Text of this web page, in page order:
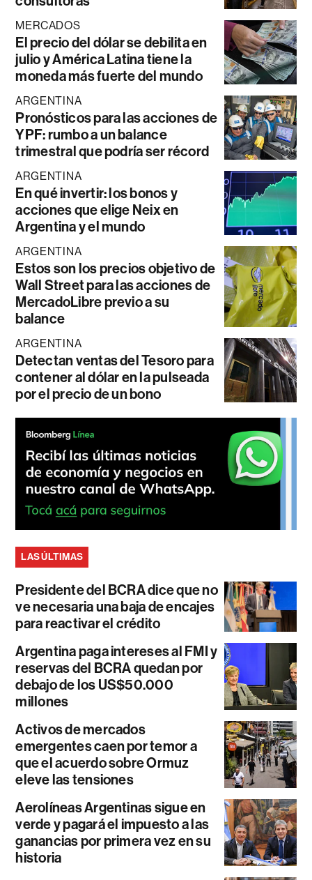
MERCADOS
El precio del dólar se debilita en
julio y América Latina tiene la
moneda más fuerte del mundo
ARGENTINA
Pronósticos para las acciones de
YPF: rumbo a un balance
trimestral que podría ser récord
ARGENTINA
En qué invertir: los bonos y
acciones que elige Neix en
Argentina y el mundo
ARGENTINA
Estos son los precios objetivo de
Wall Street para las acciones de
MercadoLibre previo a su
balance
ARGENTINA
Detectan ventas del Tesoro para
contener al dólar en la pulseada
por el precio de un bono
LAS ÚLTIMAS
Presidente del BCRA dice que no
ve necesaria una baja de encajes
para reactivar el crédito
Argentina paga intereses al FMI y
reservas del BCRA quedan por
debajo de los US$50.000
millones
Activos de mercados
emergentes caen por temor a
que el acuerdo sobre Ormuz
eleve las tensiones
Aerolíneas Argentinas sigue en
verde y pagará el impuesto a las
ganancias por primera vez en su
historia